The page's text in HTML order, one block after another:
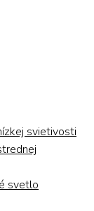
svietivosti
svetlo